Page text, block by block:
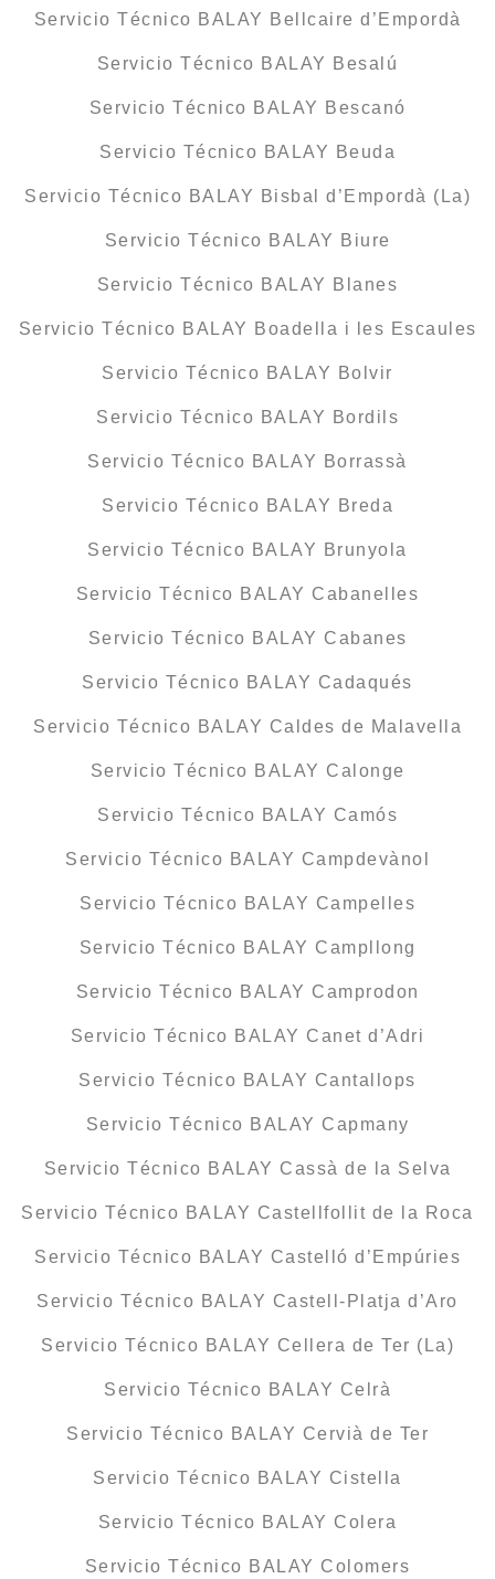
Servicio Técnico BALAY Bellcaire d’Empordà
Servicio Técnico BALAY Besalú
Servicio Técnico BALAY Bescanó
Servicio Técnico BALAY Beuda
Servicio Técnico BALAY Bisbal d’Empordà (La)
Servicio Técnico BALAY Biure
Servicio Técnico BALAY Blanes
Servicio Técnico BALAY Boadella i les Escaules
Servicio Técnico BALAY Bolvir
Servicio Técnico BALAY Bordils
Servicio Técnico BALAY Borrassà
Servicio Técnico BALAY Breda
Servicio Técnico BALAY Brunyola
Servicio Técnico BALAY Cabanelles
Servicio Técnico BALAY Cabanes
Servicio Técnico BALAY Cadaqués
Servicio Técnico BALAY Caldes de Malavella
Servicio Técnico BALAY Calonge
Servicio Técnico BALAY Camós
Servicio Técnico BALAY Campdevànol
Servicio Técnico BALAY Campelles
Servicio Técnico BALAY Campllong
Servicio Técnico BALAY Camprodon
Servicio Técnico BALAY Canet d’Adri
Servicio Técnico BALAY Cantallops
Servicio Técnico BALAY Capmany
Servicio Técnico BALAY Cassà de la Selva
Servicio Técnico BALAY Castellfollit de la Roca
Servicio Técnico BALAY Castelló d’Empúries
Servicio Técnico BALAY Castell-Platja d’Aro
Servicio Técnico BALAY Cellera de Ter (La)
Servicio Técnico BALAY Celrà
Servicio Técnico BALAY Cervià de Ter
Servicio Técnico BALAY Cistella
Servicio Técnico BALAY Colera
Servicio Técnico BALAY Colomers